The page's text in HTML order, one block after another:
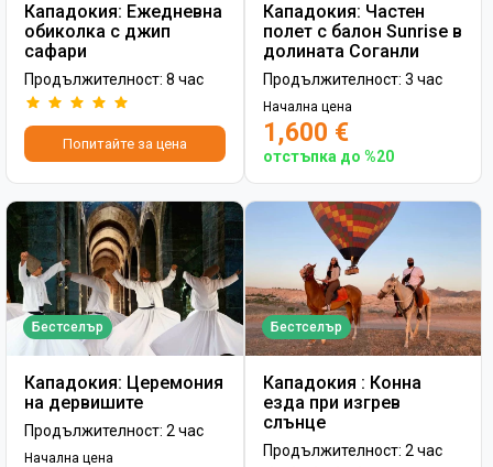
Кападокия: Ежедневна
обиколка с джип
сафари
Продължителност: 8 час
Попитайте за цена
Кападокия: Частен
полет с балон Sunrise в
долината Соганли
Продължителност: 3 час
Начална цена
1,600 €
отстъпка до %20
Бестселър
Кападокия: Церемония
на дервишите
Продължителност: 2 час
Начална цена
Бестселър
Кападокия : Конна
езда при изгрев
слънце
Продължителност: 2 час